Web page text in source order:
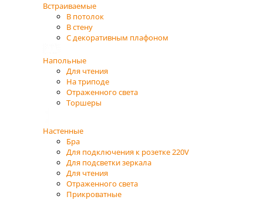
Встраиваемые
В потолок
В стену
С декоративным плафоном
Напольные
Для чтения
На триподе
Отраженного света
Торшеры
Настенные
Бра
Для подключения к розетке 220V
Для подсветки зеркала
Для чтения
Отраженного света
Прикроватные